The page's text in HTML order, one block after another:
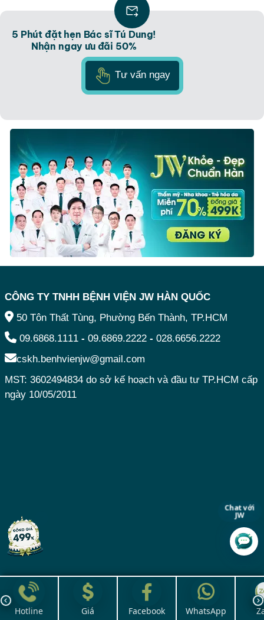
Xem thêm bài viết thịnh hành
5 Phút đặt hẹn Bác sĩ Tú Dung!
Nhận ngay ưu đãi 50%
Tư vấn ngay
Hotline Giá Facebook WhatsApp
Chat với
JW
CÔNG TY TNHH BỆNH VIỆN JW HÀN QUỐC
50 Tôn Thất Tùng, Phường Bến Thành, TP.HCM
09.6868.1111 - 09.6869.2222 - 028.6656.2222
cskh.benhvienjw@gmail.com
MST: 3602494834 do sở kế hoạch và đầu tư TP.HCM cấp
ngày 10/05/2011